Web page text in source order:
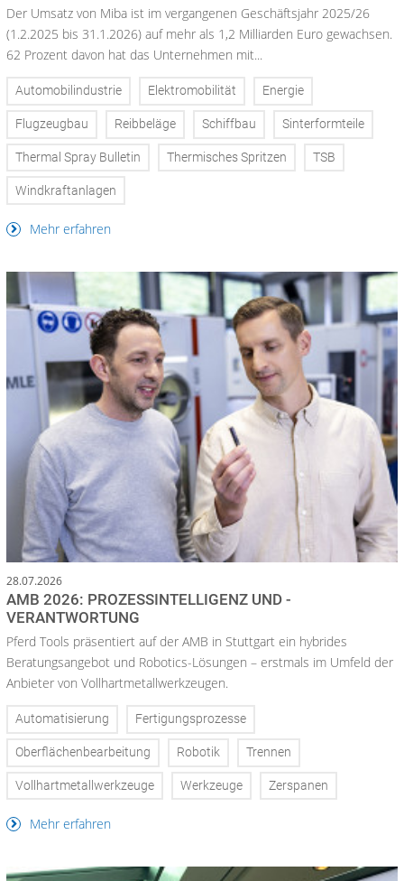
Der Umsatz von Miba ist im vergangenen Geschäftsjahr 2025/26
(1.2.2025 bis 31.1.2026) auf mehr als 1,2 Milliarden Euro gewachsen.
62 Prozent davon hat das Unternehmen mit...
Automobilindustrie Elektromobilität Energie
Flugzeugbau Reibbeläge Schiffbau Sinterformteile
Thermal Spray Bulletin Thermisches Spritzen TSB
Windkraftanlagen
Mehr erfahren
28.07.2026
AMB 2026: PROZESSINTELLIGENZ UND -
VERANTWORTUNG
Pferd Tools präsentiert auf der AMB in Stuttgart ein hybrides
Beratungsangebot und Robotics-Lösungen – erstmals im Umfeld der
Anbieter von Vollhartmetallwerkzeugen.
Automatisierung Fertigungsprozesse
Oberflächenbearbeitung Robotik Trennen
Vollhartmetallwerkzeuge Werkzeuge Zerspanen
Mehr erfahren